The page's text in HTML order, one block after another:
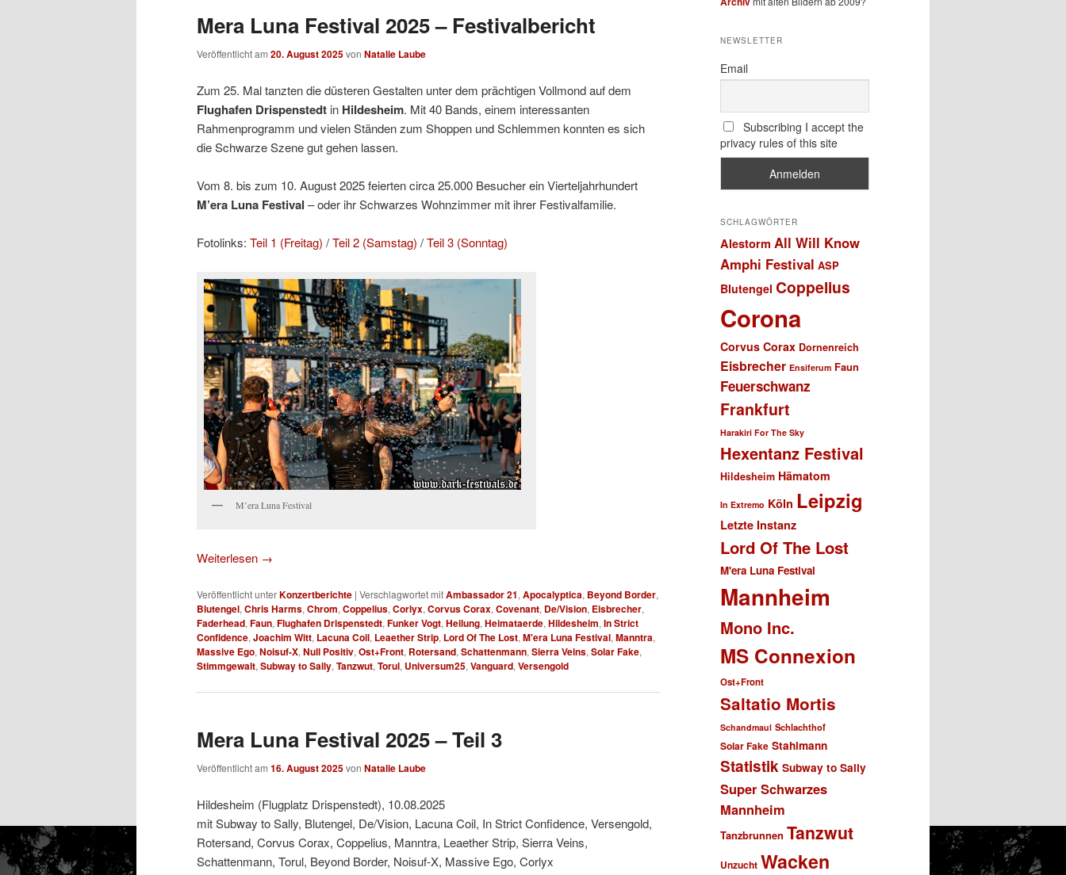
Mera Luna Festival 2025 – Festivalbericht
Veröffentlicht am 20. August 2025von Natalie Laube
Zum 25. Mal tanzten die düsteren Gestalten unter dem prächtigen Vollmond auf dem
Flughafen Drispenstedt in Hildesheim. Mit 40 Bands, einem interessanten
Rahmenprogramm und vielen Ständen zum Shoppen und Schlemmen konnten es sich
die Schwarze Szene gut gehen lassen.
Vom 8. bis zum 10. August 2025 feierten circa 25.000 Besucher ein Vierteljahrhundert
M’era Luna Festival – oder ihr Schwarzes Wohnzimmer mit ihrer Festivalfamilie.
Fotolinks: Teil 1 (Freitag) /Teil 2 (Samstag) /Teil 3 (Sonntag)
M’era Luna Festival
Weiterlesen →
Veröffentlicht unterKonzertberichte | Verschlagwortet mitAmbassador 21, Apocalyptica, Beyond Border,
Blutengel, Chris Harms, Chrom, Coppelius, Corlyx, Corvus Corax, Covenant, De/Vision, Eisbrecher,
Faderhead, Faun, Flughafen Drispenstedt, Funker Vogt, Heilung, Heimataerde, Hildesheim, In Strict
Confidence, Joachim Witt, Lacuna Coil, Leaether Strip, Lord Of The Lost, M'era Luna Festival, Manntra,
Massive Ego, Noisuf-X, Null Positiv, Ost+Front, Rotersand, Schattenmann, Sierra Veins, Solar Fake,
Stimmgewalt, Subway to Sally, Tanzwut, Torul, Universum25, Vanguard, Versengold
Mera Luna Festival 2025 – Teil 3
Veröffentlicht am 16. August 2025von Natalie Laube
Hildesheim (Flugplatz Drispenstedt), 10.08.2025
mit Subway to Sally, Blutengel, De/Vision, Lacuna Coil, In Strict Confidence, Versengold,
Rotersand, Corvus Corax, Coppelius, Manntra, Leaether Strip, Sierra Veins,
Schattenmann, Torul, Beyond Border, Noisuf-X, Massive Ego, Corlyx
NEWSLETTER
Email
Subscribing I accept the
privacy rules of this site
SCHLAGWÖRTER
Alestorm All Will Know
Amphi Festival ASP
Blutengel Coppelius
Corona
Corvus Corax Dornenreich
Eisbrecher Ensiferum Faun
Feuerschwanz
Frankfurt
Harakiri For The Sky
Hexentanz Festival
Hildesheim Hämatom
In Extremo Köln Leipzig
Letzte Instanz
Lord Of The Lost
M'era Luna Festival
Mannheim
Mono Inc.
MS Connexion
Ost+Front
Saltatio Mortis
Schandmaul Schlachthof
Solar Fake Stahlmann
Statistik Subway to Sally
Super Schwarzes
Mannheim
Tanzbrunnen Tanzwut
Unzucht Wacken